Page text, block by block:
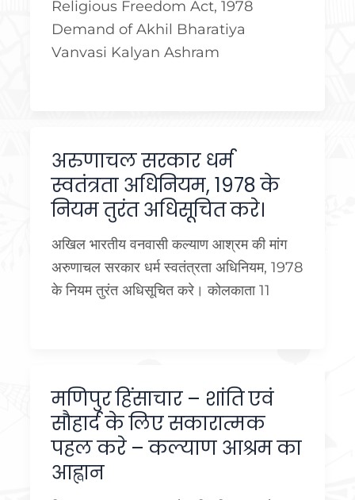
Religious Freedom Act, 1978
Demand of Akhil Bharatiya
Vanvasi Kalyan Ashram
अरुणाचल सरकार धर्म
स्वतंत्रता अधिनियम, 1978 के
नियम तुरंत अधिसूचित करे।
अखिल भारतीय वनवासी कल्याण आश्रम की मांग
अरुणाचल सरकार धर्म स्वतंत्रता अधिनियम, 1978
के नियम तुरंत अधिसूचित करे। कोलकाता 11
मणिपुर हिंसाचार – शांति एवं
सौहार्द के लिए सकारात्मक
पहल करे – कल्याण आश्रम का
आह्वान